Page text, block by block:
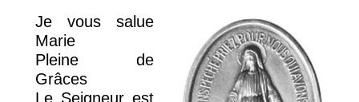
Je vous salue
Marie
Pleine de
Grâces
Le Seigneur est